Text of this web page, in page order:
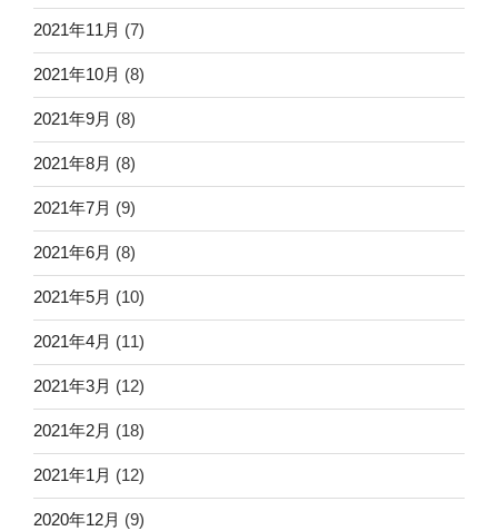
2021年11月 (7)
2021年10月 (8)
2021年9月 (8)
2021年8月 (8)
2021年7月 (9)
2021年6月 (8)
2021年5月 (10)
2021年4月 (11)
2021年3月 (12)
2021年2月 (18)
2021年1月 (12)
2020年12月 (9)